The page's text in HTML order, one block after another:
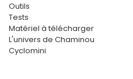
Outils
Tests
Matériel à télécharger
L'univers de Chaminou
Cyclomini